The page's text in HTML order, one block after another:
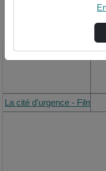
Titre
La cité d'urgence - Film